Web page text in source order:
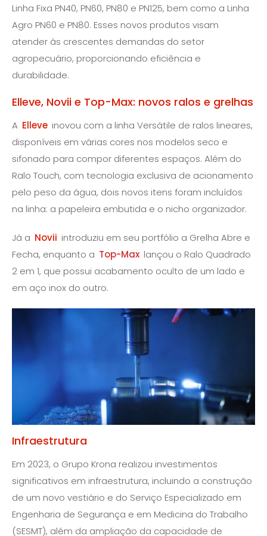
Linha Fixa PN40, PN60, PN80 e PN125, bem como a Linha
Agro PN60 e PN80. Esses novos produtos visam
atender às crescentes demandas do setor
agropecuário, proporcionando eficiência e
durabilidade.
Elleve, Novii e Top-Max: novos ralos e grelhas
A Elleve inovou com a linha Versátile de ralos lineares,
disponíveis em várias cores nos modelos seco e
sifonado para compor diferentes espaços. Além do
Ralo Touch, com tecnologia exclusiva de acionamento
pelo peso da água, dois novos itens foram incluídos
na linha: a papeleira embutida e o nicho organizador.
Já a Novii introduziu em seu portfólio a Grelha Abre e
Fecha, enquanto a Top-Max lançou o Ralo Quadrado
2 em 1, que possui acabamento oculto de um lado e
em aço inox do outro.
Infraestrutura
Em 2023, o Grupo Krona realizou investimentos
significativos em infraestrutura, incluindo a construção
de um novo vestiário e do Serviço Especializado em
Engenharia de Segurança e em Medicina do Trabalho
(SESMT), além da ampliação da capacidade de